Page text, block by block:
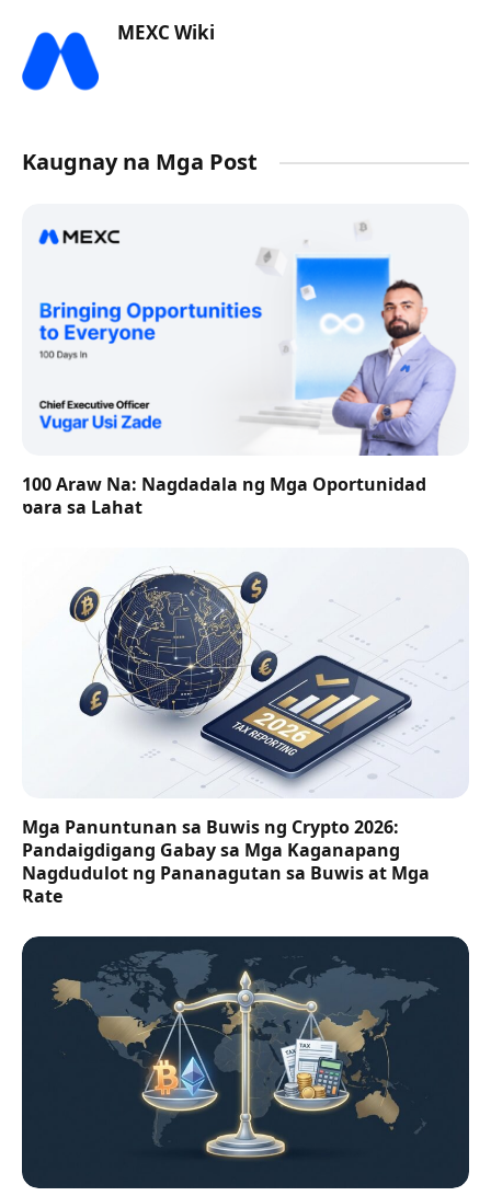
MEXC Wiki
Kaugnay na Mga Post
100 Araw Na: Nagdadala ng Mga Oportunidad
para sa Lahat
Mga Panuntunan sa Buwis ng Crypto 2026:
Pandaigdigang Gabay sa Mga Kaganapang
Nagdudulot ng Pananagutan sa Buwis at Mga
Rate